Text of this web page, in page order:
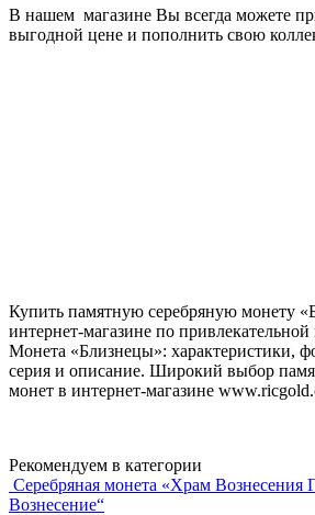
В нашем магазине Вы всегда можете
выгодной цене и пополнить свою
Купить памятную серебряную монету
интернет-магазине по привлекательной
Монета «Близнецы»: характеристики,
серия и описание. Широкий выбор
монет в интернет-магазине
Рекомендуем в категории
Серебряная монета «Храм Вознесения
Вознесение“